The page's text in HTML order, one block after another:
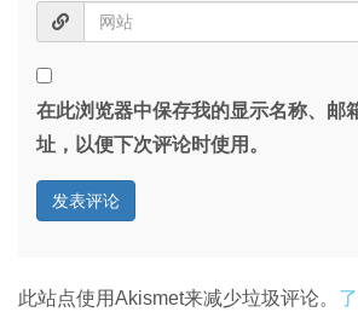
在此浏览器中保存我的显示名称、邮
址，以便下次评论时使用。
此站点使用Akismet来减少垃圾评论。